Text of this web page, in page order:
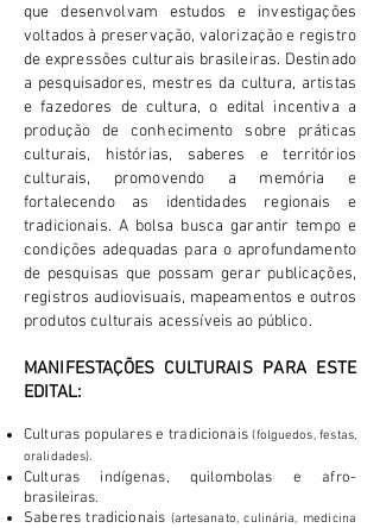
que desenvolvam estudos e investigações
voltados à preservação, valorização e registro
de expressões culturais brasileiras. Destinado
a pesquisadores, mestres da cultura, artistas
e fazedores de cultura, o edital incentiva a
produção de conhecimento sobre práticas
culturais, histórias, saberes e territórios
culturais, promovendo a memória e
fortalecendo as identidades regionais e
tradicionais. A bolsa busca garantir tempo e
condições adequadas para o aprofundamento
de pesquisas que possam gerar publicações,
registros audiovisuais, mapeamentos e outros
produtos culturais acessíveis ao público.
MANIFESTAÇÕES CULTURAIS PARA ESTE
EDITAL:
Culturas populares e tradicionais(folguedos, festas,
oralidades).
Culturas indígenas, quilombolas e afro-
brasileiras.
Saberes tradicionais (artesanato, culinária, medicina